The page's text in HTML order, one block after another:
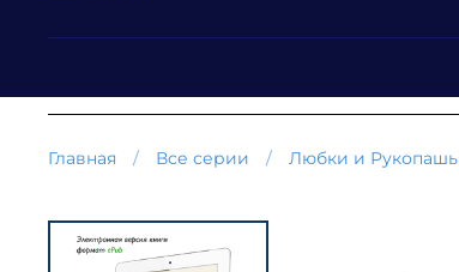
Главная Все серии Любки и Рукопашь